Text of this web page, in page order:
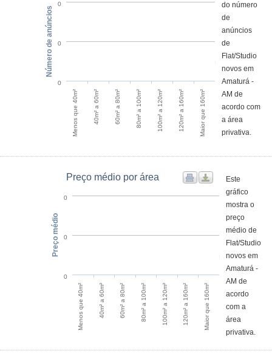
Menos que 40m² 40m² a 60m² 60m² a 80m² 80m² a 100m² 100m² a 120m² 120m² a 160m² Maior que 160m²
0
0
0
Número de anúncios
do número
de
anúncios
de
Flat/Studio
novos em
Amaturá -
AM de
acordo com
a área
privativa.
Preço médio por área
Menos que 40m² 40m² a 60m² 60m² a 80m² 80m² a 100m² 100m² a 120m² 120m² a 160m² Maior que 160m²
0
0
0
Preço médio
Este
gráfico
mostra o
preço
médio de
Flat/Studio
novos em
Amaturá -
AM de
acordo
com a
área
privativa.